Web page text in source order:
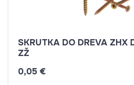
SKRUTKA DO DREVA ZHX DT UV 2,5X20
ZŽ
0,05 €